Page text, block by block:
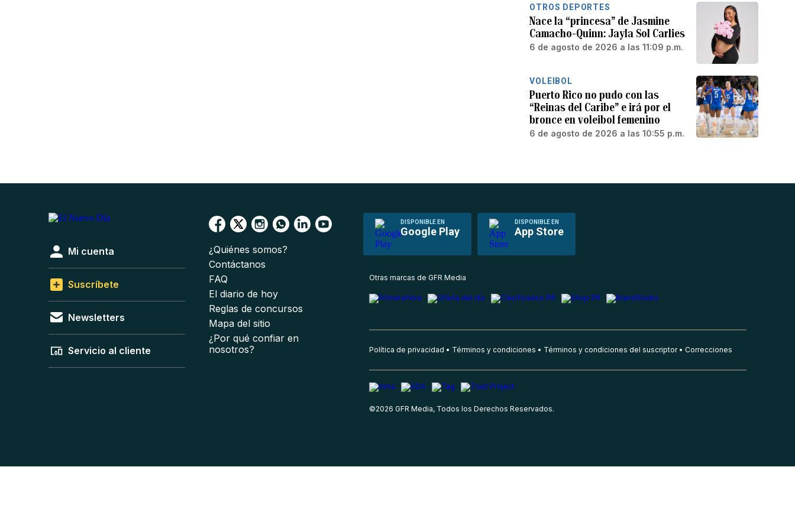
OTROS DEPORTES
Nace la “princesa” de Jasmine
Camacho-Quinn: Jayla Sol Carlies
6 de agosto de 2026 a las 11:09 p.m.
VOLEIBOL
Puerto Rico no pudo con las
“Reinas del Caribe” e irá por el
bronce en voleibol femenino
6 de agosto de 2026 a las 10:55 p.m.
DISPONIBLE EN
Google Play
DISPONIBLE EN
App Store
Mi cuenta
Suscríbete
Newsletters
Servicio al cliente
¿Quiénes somos?
Contáctanos
FAQ
El diario de hoy
Reglas de concursos
Mapa del sitio
¿Por qué confiar en
nosotros?
Otras marcas de GFR Media
Política de privacidad Términos y condiciones Términos y condiciones del suscriptor Correcciones
©2026 GFR Media, Todos los Derechos Reservados.